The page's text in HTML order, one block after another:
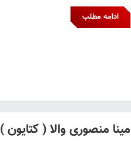
ادامه مطلب
مینا منصوری والا ( کتایون )